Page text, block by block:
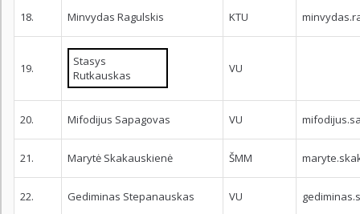
18. Minvydas Ragulskis KTU
19.
Stasys
Rutkauskas
VU
20. Mifodijus Sapagovas VU
21. Marytė Skakauskienė ŠMM
22. Gediminas Stepanauskas VU